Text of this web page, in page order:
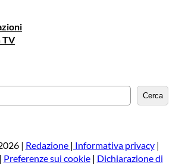
TV
e
a
Cerca
| Redazione | Informativa privacy|
Preferenze sui cookie| Dichiarazione di